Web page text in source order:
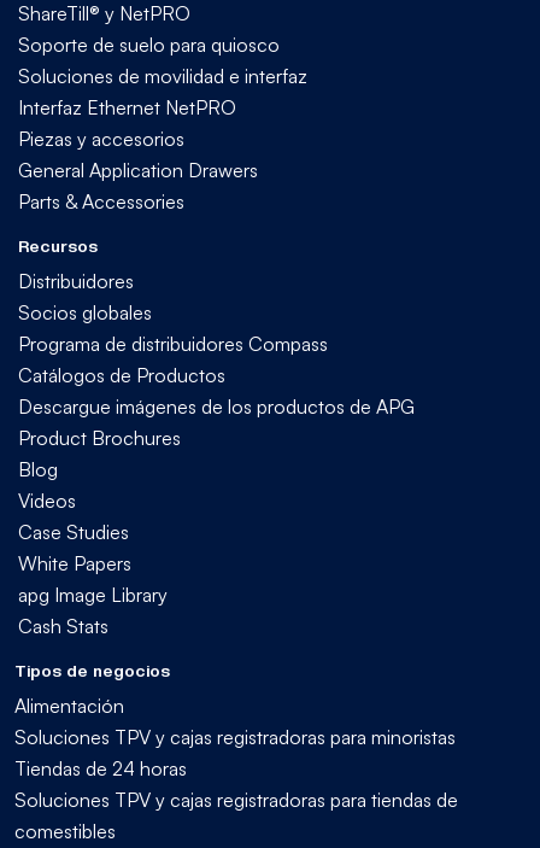
ShareTill® y NetPRO
Soporte de suelo para quiosco
Soluciones de movilidad e interfaz
Interfaz Ethernet NetPRO
Piezas y accesorios
General Application Drawers
Parts & Accessories
Recursos
Distribuidores
Socios globales
Programa de distribuidores Compass
Catálogos de Productos
Descargue imágenes de los productos de APG
Product Brochures
Blog
Videos
Case Studies
White Papers
apg Image Library
Cash Stats
Tipos de negocios
Alimentación
Soluciones TPV y cajas registradoras para minoristas
Tiendas de 24 horas
Soluciones TPV y cajas registradoras para tiendas de
comestibles